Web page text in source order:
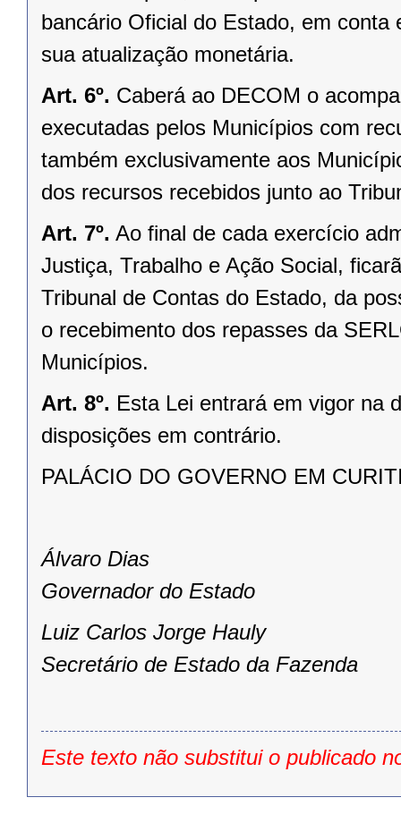
bancário Oficial do Estado, em
sua atualização monetária.
Art. 6º. Caberá ao DECOM o
executadas pelos Municípios com
também exclusivamente aos
dos recursos recebidos junto ao
Art. 7º. Ao final de cada exercício
Justiça, Trabalho e Ação Social,
Tribunal de Contas do Estado, da
o recebimento dos repasses da
Municípios.
Art. 8º. Esta Lei entrará em vigor na
disposições em contrário.
PALÁCIO DO GOVERNO EM
Álvaro Dias
Governador do Estado
Luiz Carlos Jorge Hauly
Secretário de Estado da Fazenda
Este texto não substitui o publicado